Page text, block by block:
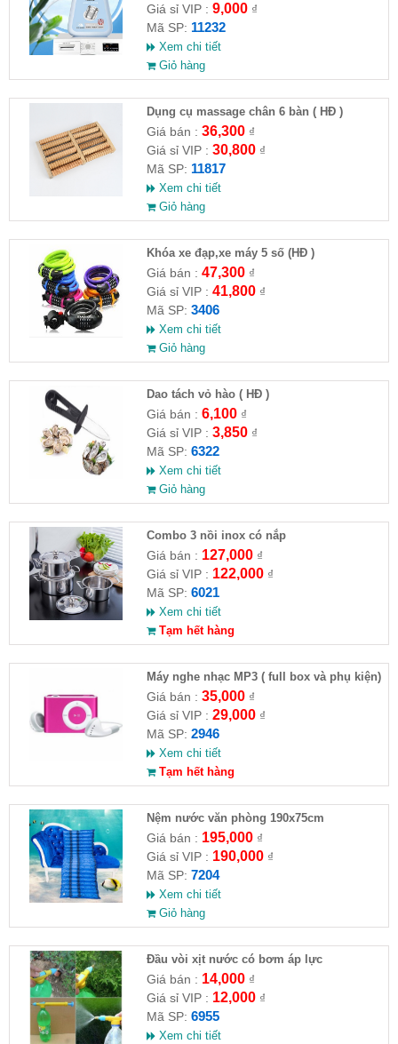
Giá sỉ VIP : 9,000₫
Mã SP: 11232
Xem chi tiết
Giỏ hàng
Dụng cụ massage chân 6 bàn ( HĐ )
Giá bán : 36,300₫
Giá sỉ VIP : 30,800₫
Mã SP: 11817
Xem chi tiết
Giỏ hàng
Khóa xe đạp,xe máy 5 số (HĐ )
Giá bán : 47,300₫
Giá sỉ VIP : 41,800₫
Mã SP: 3406
Xem chi tiết
Giỏ hàng
Dao tách vỏ hào ( HĐ )
Giá bán : 6,100₫
Giá sỉ VIP : 3,850₫
Mã SP: 6322
Xem chi tiết
Giỏ hàng
Combo 3 nồi inox có nắp
Giá bán : 127,000₫
Giá sỉ VIP : 122,000₫
Mã SP: 6021
Xem chi tiết
Tạm hết hàng
Máy nghe nhạc MP3 ( full box và phụ kiện)
Giá bán : 35,000₫
Giá sỉ VIP : 29,000₫
Mã SP: 2946
Xem chi tiết
Tạm hết hàng
Nệm nước văn phòng 190x75cm
Giá bán : 195,000₫
Giá sỉ VIP : 190,000₫
Mã SP: 7204
Xem chi tiết
Giỏ hàng
Đầu vòi xịt nước có bơm áp lực
Giá bán : 14,000₫
Giá sỉ VIP : 12,000₫
Mã SP: 6955
Xem chi tiết